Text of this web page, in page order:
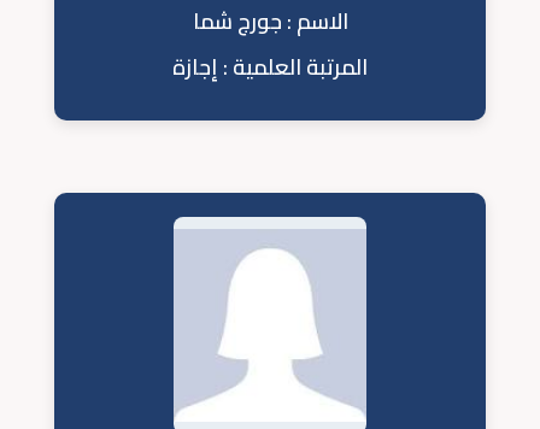
الاسم : جورج شما
المرتبة العلمية : إجازة